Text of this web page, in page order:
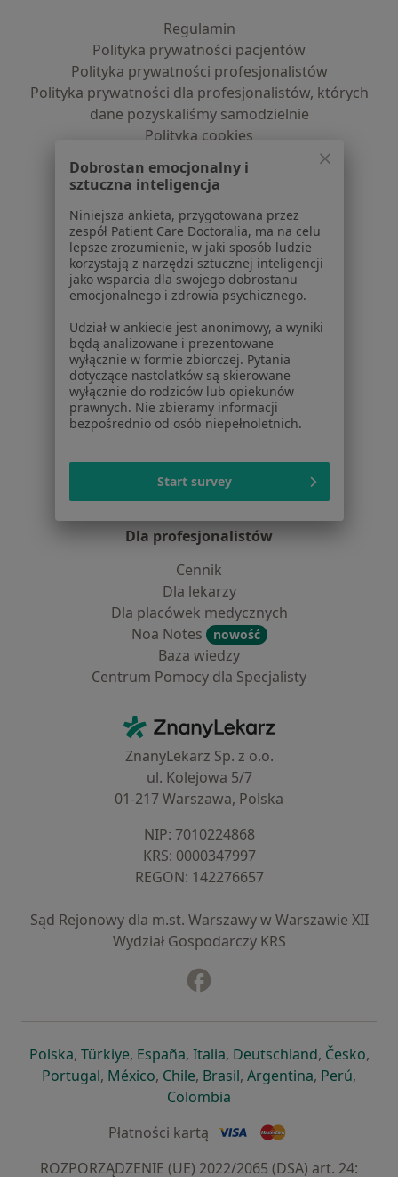
Regulamin
Polityka prywatności pacjentów
Polityka prywatności profesjonalistów
Polityka prywatności dla profesjonalistów, których
dane pozyskaliśmy samodzielnie
Polityka cookies
Dostępność
O nas
Praca Rekrutujemy!
Partnerzy
Centrum prasowe
Kontakt
Dla pacjentów
Lekarze
Placówki medyczne
Pytania i odpowiedzi
Usługi i zabiegi
Choroby
Pomoc
Aplikacje mobilne
Blog dla pacjentów
Dla profesjonalistów
Cennik
Dla lekarzy
Dla placówek medycznych
Noa Notes
nowość
Baza wiedzy
Centrum Pomocy dla Specjalisty
ZnanyLekarz - Strona główna
ZnanyLekarz Sp. z o.o.
ul. Kolejowa 5/7
01-217 Warszawa, Polska
NIP: ⁠7010224868
KRS: ⁠0000347997
REGON: ⁠142276657
Sąd Rejonowy dla m.st. Warszawy w Warszawie XII
Wydział Gospodarczy KRS
Polskaotwiera się w nowej karcie
, Türkiyeotwiera się w nowej karcie
, Españaotwiera się w nowej karcie
, Italiaotwiera się w nowej
, Deutschlandotwiera się
, Česko,
Portugalotwiera się w nowej karcie
, Méxicootwiera się w nowej karcie
, Chileotwiera się w nowej karcie
, Brasilotwiera się w nowej
, Argentinaotwiera się
, Perú,
Colombia
Płatności kartą
ROZPORZĄDZENIE (UE) 2022/2065 (DSA) art. 24:
Dobrostan emocjonalny i
sztuczna inteligencja
Niniejsza ankieta, przygotowana przez
zespół Patient Care Doctoralia, ma na celu
lepsze zrozumienie, w jaki sposób ludzie
korzystają z narzędzi sztucznej inteligencji
jako wsparcia dla swojego dobrostanu
emocjonalnego i zdrowia psychicznego.
Udział w ankiecie jest anonimowy, a wyniki
będą analizowane i prezentowane
wyłącznie w formie zbiorczej. Pytania
dotyczące nastolatków są skierowane
wyłącznie do rodziców lub opiekunów
prawnych. Nie zbieramy informacji
bezpośrednio od osób niepełnoletnich.
Start survey